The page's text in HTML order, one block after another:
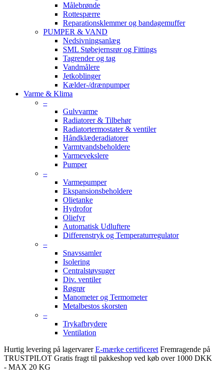
Målebrønde
Rottespærre
Reparationsklemmer og bandagemuffer
PUMPER & VAND
Nedsivningsanlæg
SML Støbejernsrør og Fittings
Tagrender og tag
Vandmålere
Jetkoblinger
Kælder-/drænpumper
Varme & Klima
–
Gulvvarme
Radiatorer & Tilbehør
Radiatortermostater & ventiler
Håndklæderadiatorer
Varmtvandsbeholdere
Varmevekslere
Pumper
–
Varmepumper
Ekspansionsbeholdere
Olietanke
Hydrofor
Oliefyr
Automatisk Udluftere
Differenstryk og Temperaturregulator
–
Snavssamler
Isolering
Centralstøvsuger
Div. ventiler
Røgrør
Manometer og Termometer
Metalbestos skorsten
–
Trykafbrydere
Ventilation
Hurtig levering på lagervarer E-mærke certificeret Fremragende på
TRUSTPILOT Gratis fragt til pakkeshop ved køb over 1000 DKK
- MAX 20 KG